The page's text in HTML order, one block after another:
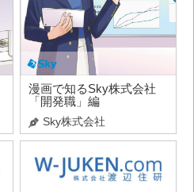
漫画で知るSky株式会社
「開発職」編
Sky株式会社